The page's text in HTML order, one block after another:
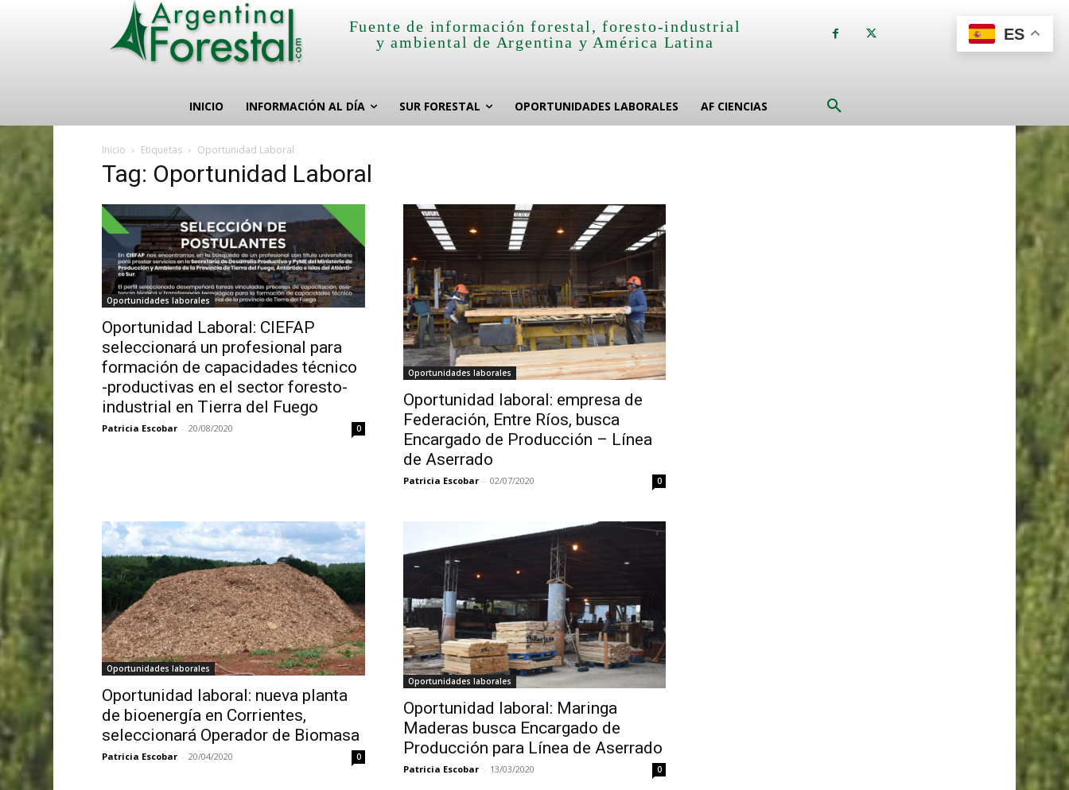
Fuente de información forestal, foresto-industrial
y ambiental de Argentina y América Latina
INICIO INFORMACIÓN AL DÍA SUR FORESTAL OPORTUNIDADES LABORALES AF CIENCIAS
Inicio Etiquetas Oportunidad Laboral
Tag: Oportunidad Laboral
Oportunidades laborales
Oportunidad Laboral: CIEFAP
seleccionará un profesional para
formación de capacidades técnico
-productivas en el sector foresto-
industrial en Tierra del Fuego
Patricia Escobar - 20/08/2020 0
Oportunidades laborales
Oportunidad laboral: empresa de
Federación, Entre Ríos, busca
Encargado de Producción – Línea
de Aserrado
Patricia Escobar - 02/07/2020 0
Oportunidades laborales
Oportunidad laboral: nueva planta
de bioenergía en Corrientes,
seleccionará Operador de Biomasa
Patricia Escobar - 20/04/2020 0
Oportunidades laborales
Oportunidad laboral: Maringa
Maderas busca Encargado de
Producción para Línea de Aserrado
Patricia Escobar - 13/03/2020 0
ES